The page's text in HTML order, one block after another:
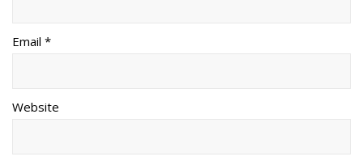
Email *
Website